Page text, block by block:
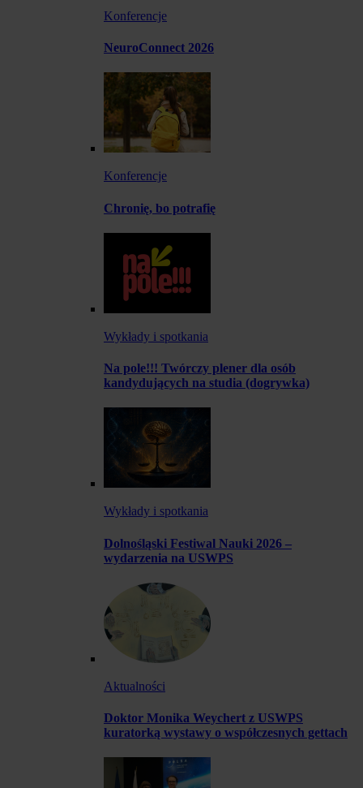
Konferencje
NeuroConnect 2026
Konferencje
Chronię, bo potrafię
Wykłady i spotkania
Na pole!!! Twórczy plener dla osób
kandydujących na studia (dogrywka)
Wykłady i spotkania
Dolnośląski Festiwal Nauki 2026 –
wydarzenia na USWPS
Aktualności
Doktor Monika Weychert z USWPS
kuratorką wystawy o współczesnych gettach